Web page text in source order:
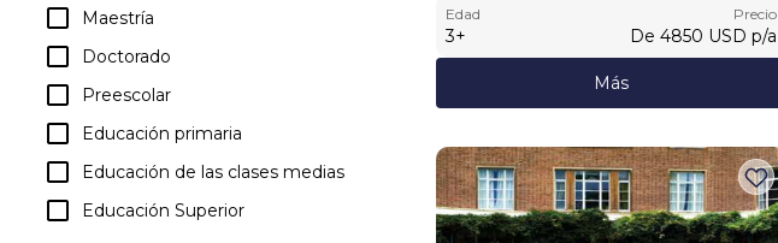
Maestría
Doctorado
Preescolar
Educación primaria
Educación de las clases medias
Educación Superior
Edad
3+
Precio
De 4850 USD p/a
Más